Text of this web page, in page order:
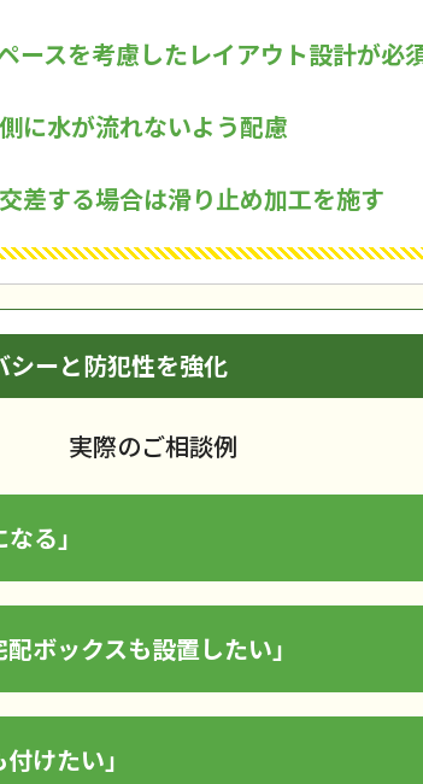
ースを考慮したレイアウト設計が必
に水が流れないよう配慮
差する場合は滑り止め加工を施す
ーと防犯性を強化
実際のご相談例
る」
ボックスも設置したい」
けたい」